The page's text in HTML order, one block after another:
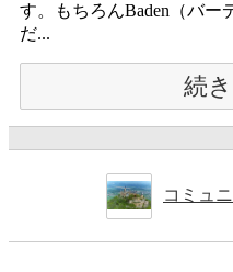
す。もちろんBaden（バー
だ...
続
コミュ